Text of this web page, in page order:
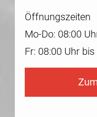
Öffnungszeiten
Mo-Do: 08:00
Fr: 08:00 Uhr